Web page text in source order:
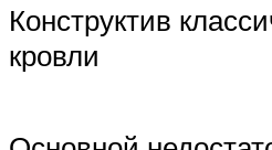
Конструктив
кровли